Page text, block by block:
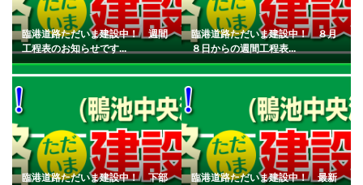
臨港道路ただいま建設中！ 週間
工程表のお知らせです...
臨港道路ただいま建設中！ ８月
８日からの週間工程表...
臨港道路ただいま建設中！ 下部
臨港道路ただいま建設中！ 最新